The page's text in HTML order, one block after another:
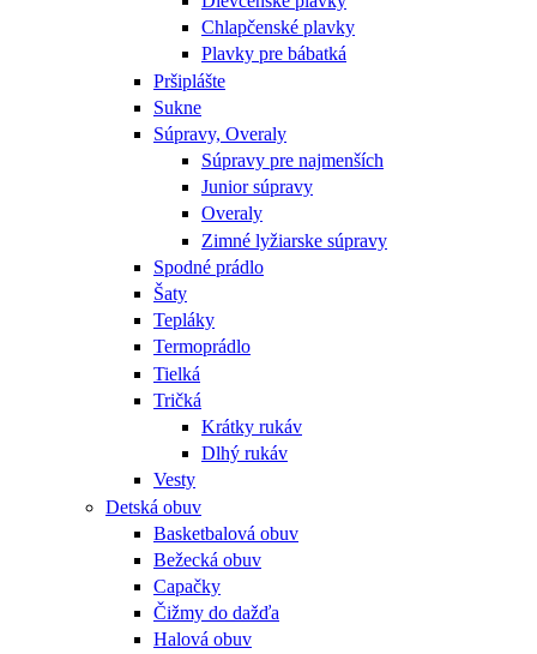
Chlapčenské plavky
Plavky pre bábatká
Pršiplášte
Sukne
Súpravy, Overaly
Súpravy pre najmenších
Junior súpravy
Overaly
Zimné lyžiarske súpravy
Spodné prádlo
Šaty
Tepláky
Termoprádlo
Tielká
Tričká
Krátky rukáv
Dlhý rukáv
Vesty
Detská obuv
Basketbalová obuv
Bežecká obuv
Capačky
Čižmy do dažďa
Halová obuv